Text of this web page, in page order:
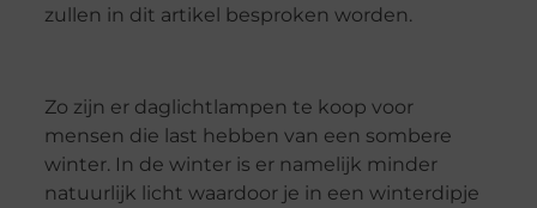
zullen in dit artikel besproken worden.
Zo zijn er daglichtlampen te koop voor
mensen die last hebben van een sombere
winter. In de winter is er namelijk minder
natuurlijk licht waardoor je in een winterdipje